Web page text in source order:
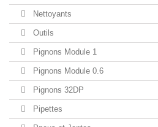
Nettoyants
Outils
Pignons Module 1
Pignons Module 0.6
Pignons 32DP
Pipettes